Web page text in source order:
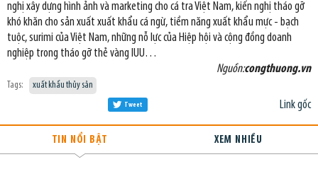
nghị xây dựng hình ảnh và marketing cho cá tra Việt Nam, kiến nghị tháo gỡ
khó khăn cho sản xuất xuất khẩu cá ngừ, tiềm năng xuất khẩu mực - bạch
tuộc, surimi của Việt Nam, những nỗ lực của Hiệp hội và cộng đồng doanh
nghiệp trong tháo gỡ thẻ vàng IUU…
Nguồn:congthuong.vn
Tags: xuất khẩu thủy sản
Link gốc
Tweet
TIN NỔI BẬT XEM NHIỀU